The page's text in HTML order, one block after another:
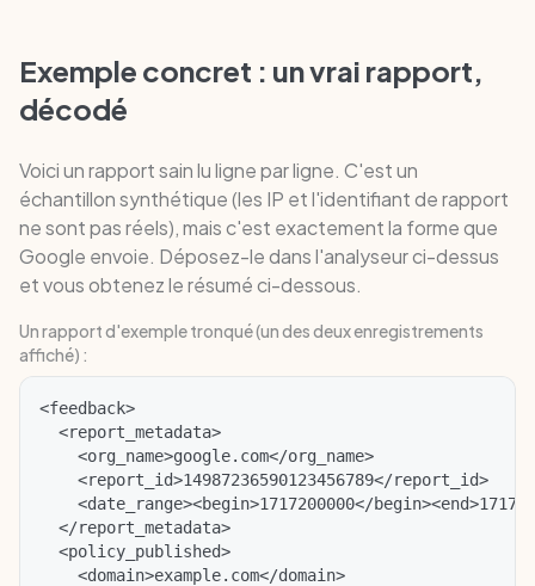
Exemple concret : un vrai rapport,
décodé
Voici un rapport sain lu ligne par ligne. C'est un
échantillon synthétique (les IP et l'identifiant de rapport
ne sont pas réels), mais c'est exactement la forme que
Google envoie. Déposez-le dans l'analyseur ci-dessus
et vous obtenez le résumé ci-dessous.
Un rapport d'exemple tronqué (un des deux enregistrements
affiché) :
<feedback>
  <report_metadata>
    <org_name>google.com</org_name>
    <report_id>14987236590123456789</report_id>
<date_range><begin>1717200000</
  </report_metadata>
  <policy_published>
    <domain>example.com</domain>